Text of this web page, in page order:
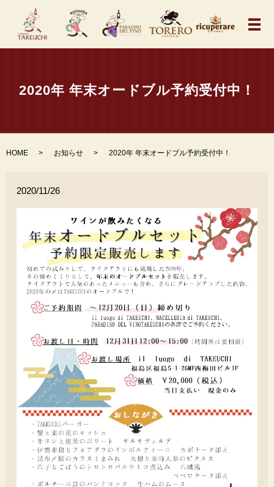
メ
2020年 年末オードブル予約受付中！
HOME お知らせ 2020年 年末オードブル予約受付中！
2020/11/26